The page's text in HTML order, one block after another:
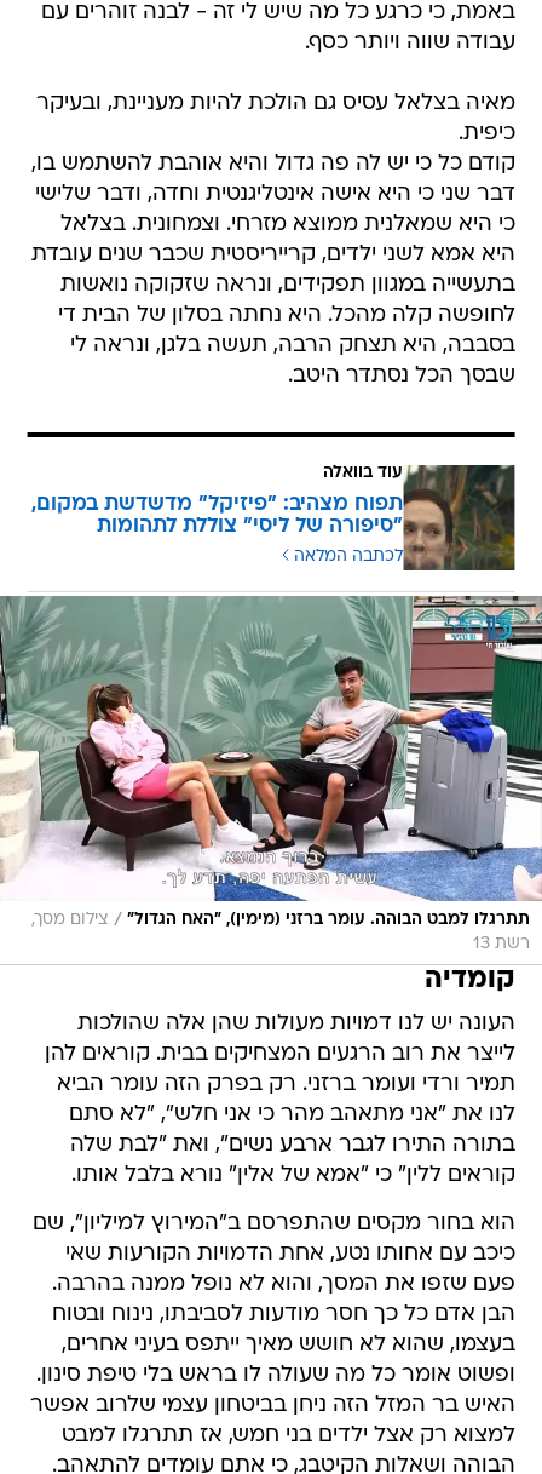
באמת, כי כרגע כל מה שיש לי זה - לבנה זוהרים עם
עבודה שווה ויותר כסף.
מאיה בצלאל עסיס גם הולכת להיות מעניינת, ובעיקר
כיפית.
קודם כל כי יש לה פה גדול והיא אוהבת להשתמש בו,
דבר שני כי היא אישה אינטליגנטית וחדה, ודבר שלישי
כי היא שמאלנית ממוצא מזרחי. וצמחונית. בצלאל
היא אמא לשני ילדים, קרייריסטית שכבר שנים עובדת
בתעשייה במגוון תפקידים, ונראה שזקוקה נואשות
לחופשה קלה מהכל. היא נחתה בסלון של הבית די
בסבבה, היא תצחק הרבה, תעשה בלגן, ונראה לי
שבסך הכל נסתדר היטב.
עוד בוואלה
תפוח מצהיב: "פיזיקל" מדשדשת במקום,
"סיפורה של ליסי" צוללת לתהומות
לכתבה המלאה
תתרגלו למבט הבוהה. עומר ברזני (מימין), "האח הגדול" / צילום מסך,
רשת 13
קומדיה
העונה יש לנו דמויות מעולות שהן אלה שהולכות
לייצר את רוב הרגעים המצחיקים בבית. קוראים להן
תמיר ורדי ועומר ברזני. רק בפרק הזה עומר הביא
לנו את "אני מתאהב מהר כי אני חלש", "לא סתם
בתורה התירו לגבר ארבע נשים", ואת "לבת שלה
קוראים ללין" כי "אמא של אלין" נורא בלבל אותו.
הוא בחור מקסים שהתפרסם ב"המירוץ למיליון", שם
כיכב עם אחותו נטע, אחת הדמויות הקורעות שאי
פעם שזפו את המסך, והוא לא נופל ממנה בהרבה.
הבן אדם כל כך חסר מודעות לסביבתו, נינוח ובטוח
בעצמו, שהוא לא חושש מאיך ייתפס בעיני אחרים,
ופשוט אומר כל מה שעולה לו בראש בלי טיפת סינון.
האיש בר המזל הזה ניחן בביטחון עצמי שלרוב אפשר
למצוא רק אצל ילדים בני חמש, אז תתרגלו למבט
הבוהה ושאלות הקיטבג, כי אתם עומדים להתאהב.